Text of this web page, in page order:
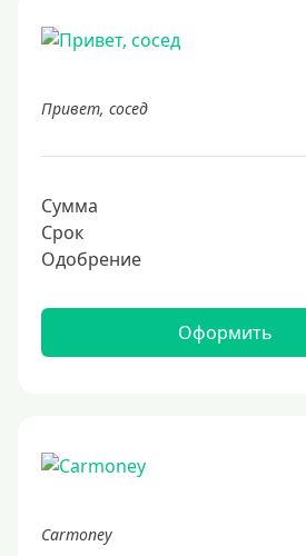
Привет, сосед
Сумма
Срок
Одобрение
Оформить
Carmoney